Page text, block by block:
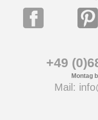
+49
Montag
Mail: